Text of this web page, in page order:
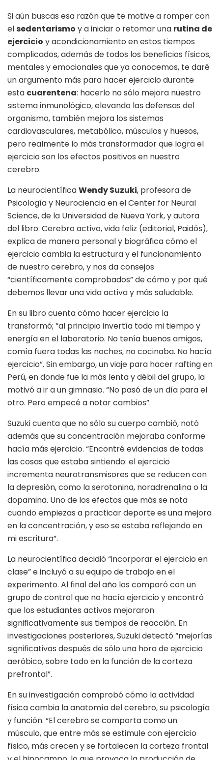
Si aún buscas esa razón que te motive a romper con
elsedentarismo y a iniciar o retomar una rutina de
ejercicio y acondicionamiento en estos tiempos
complicados, además de todos los beneficios físicos,
mentales y emocionales que ya conocemos, te daré
un argumento más para hacer ejercicio durante
esta cuarentena: hacerlo no sólo mejora nuestro
sistema inmunológico, elevando las defensas del
organismo, también mejora los sistemas
cardiovasculares, metabólico, músculos y huesos,
pero realmente lo más transformador que logra el
ejercicio son los efectos positivos en nuestro
cerebro.
La neurocientíficaWendy Suzuki, profesora de
Psicología y Neurociencia en el Center for Neural
Science, de la Universidad de Nueva York, y autora
del libro: Cerebro activo, vida feliz (editorial, Paidós),
explica de manera personal y biográfica cómo el
ejercicio cambia la estructura y el funcionamiento
de nuestro cerebro, y nos da consejos
“científicamente comprobados” de cómo y por qué
debemos llevar una vida activa y más saludable.
En su libro cuenta cómo hacer ejercicio la
transformó; “al principio invertía todo mi tiempo y
energía en el laboratorio. No tenía buenos amigos,
comía fuera todas las noches, no cocinaba. No hacía
ejercicio”. Sin embargo, un viaje para hacer rafting en
Perú, en donde fue la más lenta y débil del grupo, la
motivó a ir a un gimnasio. “No pasó de un día para el
otro. Pero empecé a notar cambios”.
Suzuki cuenta que no sólo su cuerpo cambió, notó
además que su concentración mejoraba conforme
hacía más ejercicio. “Encontré evidencias de todas
las cosas que estaba sintiendo: el ejercicio
incrementa neurotransmisores que se reducen con
la depresión, como la serotonina, noradrenalina o la
dopamina. Uno de los efectos que más se nota
cuando empiezas a practicar deporte es una mejora
en la concentración, y eso se estaba reflejando en
mi escritura”.
La neurocientífica decidió “incorporar el ejercicio en
clase” e incluyó a su equipo de trabajo en el
experimento. Al final del año los comparó con un
grupo de control que no hacía ejercicio y encontró
que los estudiantes activos mejoraron
significativamente sus tiempos de reacción. En
investigaciones posteriores, Suzuki detectó “mejorías
significativas después de sólo una hora de ejercicio
aeróbico, sobre todo en la función de la corteza
prefrontal”.
En su investigación comprobó cómo la actividad
física cambia la anatomía del cerebro, su psicología
y función. “El cerebro se comporta como un
músculo, que entre más se estimule con ejercicio
físico, más crecen y se fortalecen la corteza frontal